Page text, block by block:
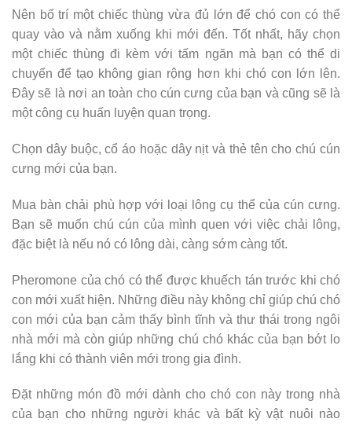
Nên bố trí một chiếc thùng vừa đủ lớn để chó con có thể
quay vào và nằm xuống khi mới đến. Tốt nhất, hãy chọn
một chiếc thùng đi kèm với tấm ngăn mà bạn có thể di
chuyển để tạo không gian rộng hơn khi chó con lớn lên.
Đây sẽ là nơi an toàn cho cún cưng của bạn và cũng sẽ là
một công cụ huấn luyện quan trọng.
Chọn dây buộc, cổ áo hoặc dây nịt và thẻ tên cho chú cún
cưng mới của bạn.
Mua bàn chải phù hợp với loại lông cụ thể của cún cưng.
Bạn sẽ muốn chú cún của mình quen với việc chải lông,
đặc biệt là nếu nó có lông dài, càng sớm càng tốt.
Pheromone của chó có thể được khuếch tán trước khi chó
con mới xuất hiện. Những điều này không chỉ giúp chú chó
con mới của bạn cảm thấy bình tĩnh và thư thái trong ngôi
nhà mới mà còn giúp những chú chó khác của bạn bớt lo
lắng khi có thành viên mới trong gia đình.
Đặt những món đồ mới dành cho chó con này trong nhà
của bạn cho những người khác và bất kỳ vật nuôi nào